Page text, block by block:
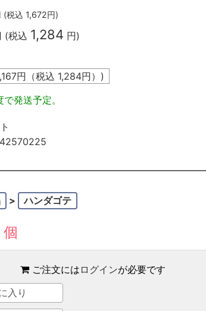
(税込 1,672円)
(税込 1,284 円)
円（税込 1,284円）)
発送予定。
> ハンダゴテ
ご注文には ログインが必要です
入り